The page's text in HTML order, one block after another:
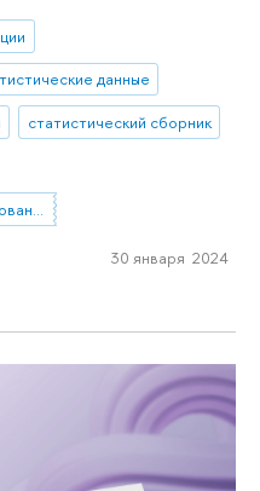
данные
статистический сборник
Институт статистических исследований и экономики знаний
30 января 2024